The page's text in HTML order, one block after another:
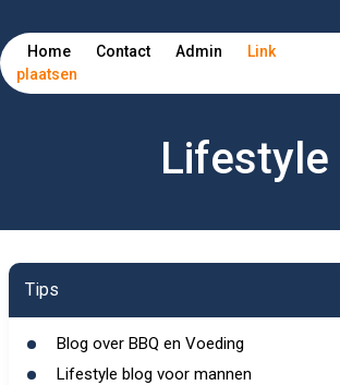
Home Contact Admin
Link
plaatsen
Lifestyle
Tips
Blog over BBQ en Voeding
Lifestyle blog voor mannen